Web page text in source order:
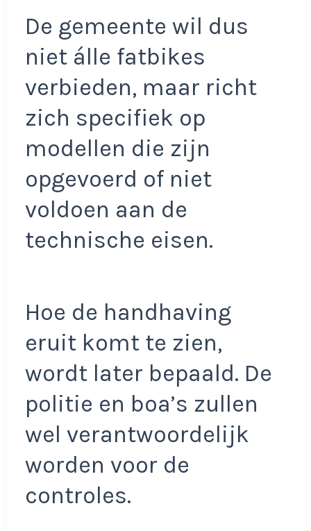
De gemeente wil dus
niet álle fatbikes
verbieden, maar richt
zich specifiek op
modellen die zijn
opgevoerd of niet
voldoen aan de
technische eisen.
Hoe de handhaving
eruit komt te zien,
wordt later bepaald. De
politie en boa’s zullen
wel verantwoordelijk
worden voor de
controles.